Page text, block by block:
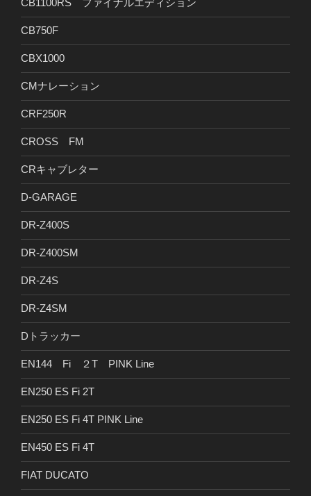
CB1100RS ファイナルエディション
CB750F
CBX1000
CMナレーション
CRF250R
CROSS FM
CRキャブレター
D-GARAGE
DR-Z400S
DR-Z400SM
DR-Z4S
DR-Z4SM
Dトラッカー
EN144 Fi ２T PINK Line
EN250 ES Fi 2T
EN250 ES Fi 4T PINK Line
EN450 ES Fi 4T
FIAT DUCATO